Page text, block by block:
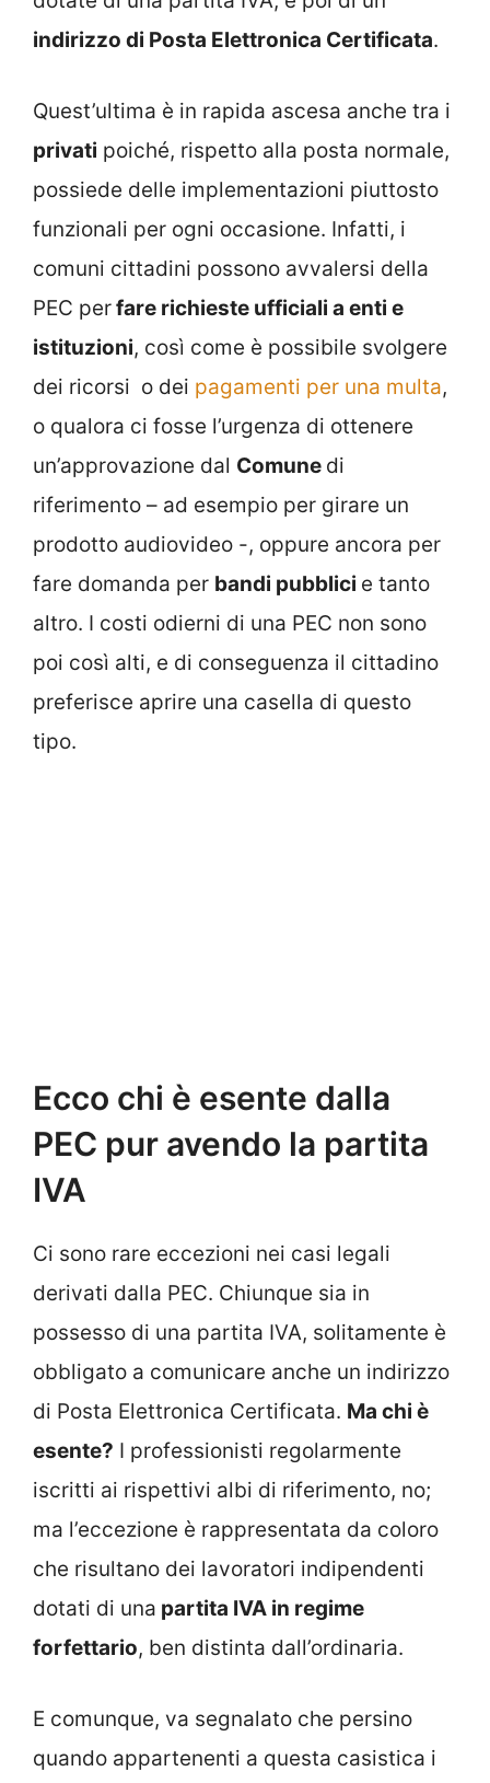
indirizzo di Posta Elettronica Certificata.
Quest’ultima è in rapida ascesa anche tra i
privati poiché, rispetto alla posta normale,
possiede delle implementazioni piuttosto
funzionali per ogni occasione. Infatti, i
comuni cittadini possono avvalersi della
PEC perfare richieste ufficiali a enti e
istituzioni, così come è possibile svolgere
dei ricorsi o dei pagamenti per una multa,
o qualora ci fosse l’urgenza di ottenere
un’approvazione dal Comune di
riferimento – ad esempio per girare un
prodotto audiovideo -, oppure ancora per
fare domanda per bandi pubblici e tanto
altro. I costi odierni di una PEC non sono
poi così alti, e di conseguenza il cittadino
preferisce aprire una casella di questo
tipo.
Ecco chi è esente dalla
PEC pur avendo la partita
IVA
Ci sono rare eccezioni nei casi legali
derivati dalla PEC. Chiunque sia in
possesso di una partita IVA, solitamente è
obbligato a comunicare anche un indirizzo
di Posta Elettronica Certificata. Ma chi è
esente? I professionisti regolarmente
iscritti ai rispettivi albi di riferimento, no;
ma l’eccezione è rappresentata da coloro
che risultano dei lavoratori indipendenti
dotati di una partita IVA in regime
forfettario, ben distinta dall’ordinaria.
E comunque, va segnalato che persino
quando appartenenti a questa casistica i